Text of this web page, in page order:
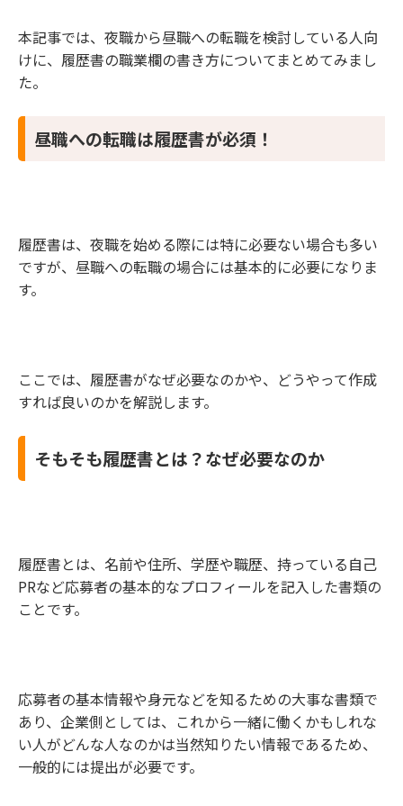
3 職業欄に夜職経験を書きたくない場合
4 昼JOBでは、職業欄の書き方も無料でサポートし
本記事では、夜職から昼職への転職を検討している人向
けに、履歴書の職業欄の書き方についてまとめてみまし
た。
昼職への転職は履歴書が必須！
履歴書は、夜職を始める際には特に必要ない場合も多い
ですが、昼職への転職の場合には基本的に必要になりま
す。
ここでは、履歴書がなぜ必要なのかや、どうやって作成
すれば良いのかを解説します。
そもそも履歴書とは？なぜ必要なのか
履歴書とは、名前や住所、学歴や職歴、持っている自己
PRなど応募者の基本的なプロフィールを記入した書類の
ことです。
応募者の基本情報や身元などを知るための大事な書類で
あり、企業側としては、これから一緒に働くかもしれな
い人がどんな人なのかは当然知りたい情報であるため、
一般的には提出が必要です。